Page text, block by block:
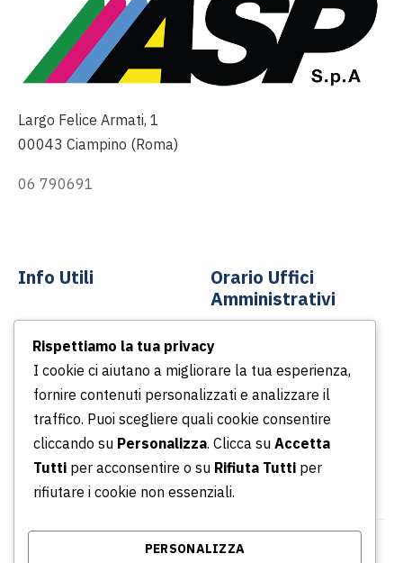
Largo Felice Armati, 1
00043 Ciampino (Roma)
06 790691
Info Utili
News
Podcast
Portale della Trasparenza
Whistleblowing
Orario Uffici
Amministrativi
Dal lunedì al venerdì
Dalle ore 8.30 alle ore
13.30
Dalle ore 14.30 alle ore
16.30
Rispettiamo la tua privacy
I cookie ci aiutano a migliorare la tua esperienza,
fornire contenuti personalizzati e analizzare il
traffico. Puoi scegliere quali cookie consentire
cliccando su Personalizza. Clicca su Accetta
Tutti per acconsentire o su Rifiuta Tutti per
rifiutare i cookie non essenziali.
PERSONALIZZA